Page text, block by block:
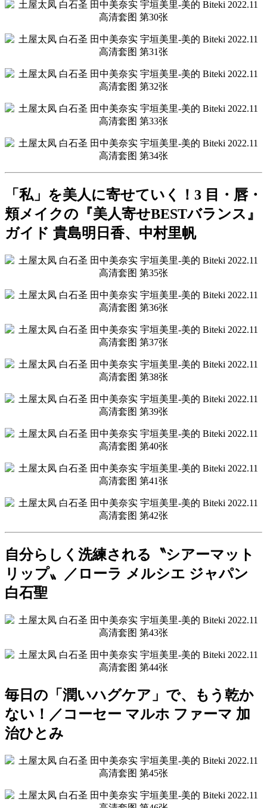
「私」を美人に寄せていく！3 目・唇・
頬メイクの『美人寄せBESTバランス』
ガイド 貴島明日香、中村里帆
自分らしく洗練される〝シアーマット
リップ〟／ローラ メルシエ ジャパン
白石聖
毎日の「潤いハグケア」で、もう乾か
ない！／コーセー マルホ ファーマ 加
治ひとみ